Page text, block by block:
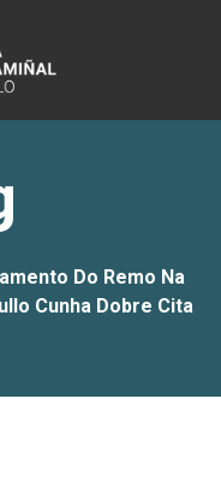
Do Remo Na
Cunha Dobre Cita